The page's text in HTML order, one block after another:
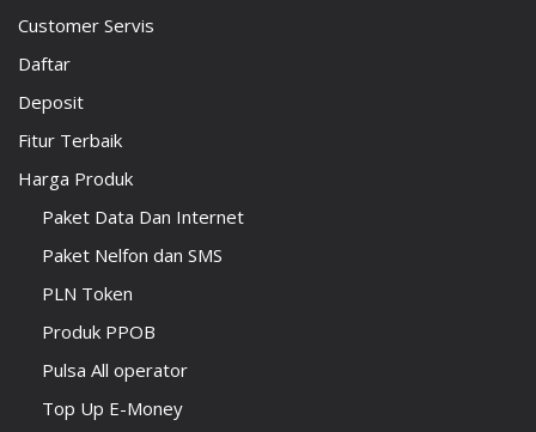
Customer Servis
Daftar
Deposit
Fitur Terbaik
Harga Produk
Paket Data Dan Internet
Paket Nelfon dan SMS
PLN Token
Produk PPOB
Pulsa All operator
Top Up E-Money